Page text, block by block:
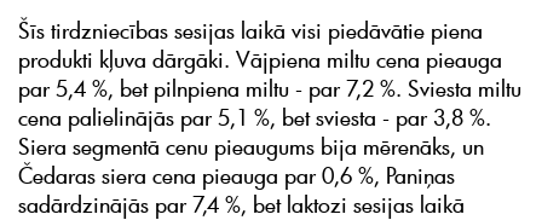
Šīs tirdzniecības sesijas laikā visi piedāvātie piena
produkti kļuva dārgāki. Vājpiena miltu cena pieauga
par 5,4 %, bet pilnpiena miltu - par 7,2 %. Sviesta miltu
cena palielinājās par 5,1 %, bet sviesta - par 3,8 %.
Siera segmentā cenu pieaugums bija mērenāks, un
Čedaras siera cena pieauga par 0,6 %, Paniņas
sadārdzinājās par 7,4 %, bet laktozi sesijas laikā